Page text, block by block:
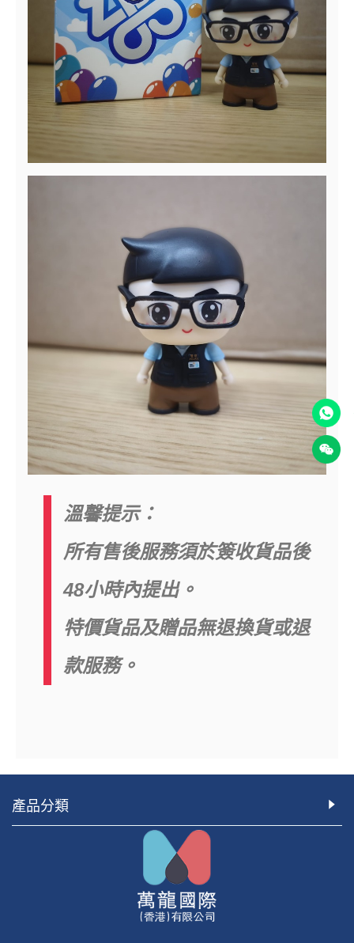
溫馨提示：
所有售後服務須於簽收貨品後
48小時內提出。
特價貨品及贈品無退換貨或退
款服務。
產品分類